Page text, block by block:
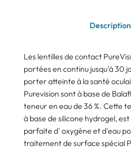
Description
Les lentilles de contact
portées en continu jusqu'à 30
porter atteinte à la santé
Purevision sont à base de
teneur en eau de 36 %. Cette
à base de silicone hydrogel,
parfaite d' oxygène et d'eau
traitement de surface spécial